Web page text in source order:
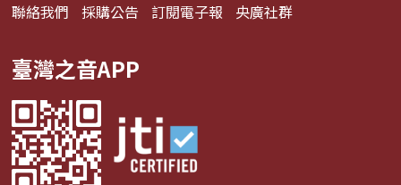
聯絡我們 採購公告 訂閱電子報 央廣社群
臺灣之音APP